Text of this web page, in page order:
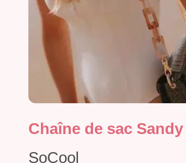
Chaîne de sac Sandy
SoCool